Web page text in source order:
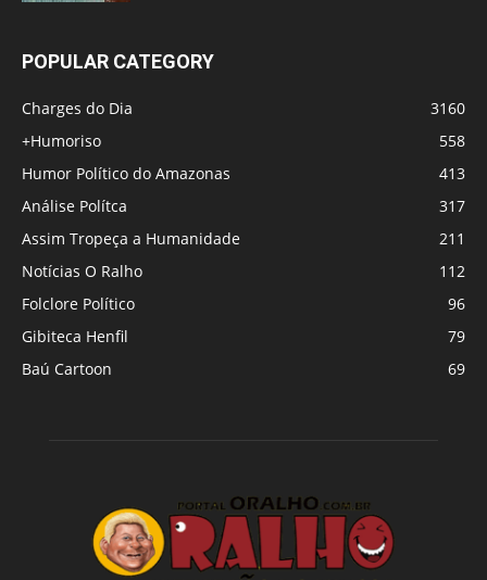
POPULAR CATEGORY
Charges do Dia
3160
+Humoriso
558
Humor Político do Amazonas
413
Análise Polítca
317
Assim Tropeça a Humanidade
211
Notícias O Ralho
112
Folclore Político
96
Gibiteca Henfil
79
Baú Cartoon
69